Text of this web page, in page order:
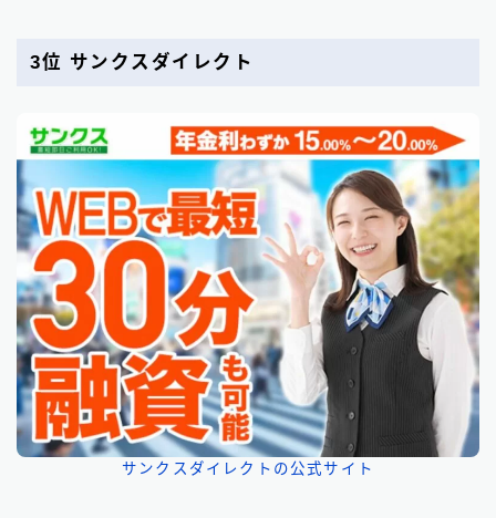
3位 サンクスダイレクト
サンクスダイレクトの公式サイト